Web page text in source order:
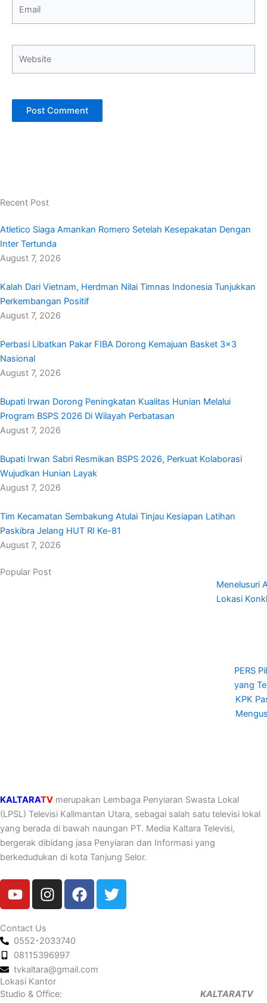
Recent Post
Atletico Siaga Amankan Romero Setelah Kesepakatan Dengan
Inter Tertunda
August 7, 2026
Kalah Dari Vietnam, Herdman Nilai Timnas Indonesia Tunjukkan
Perkembangan Positif
August 7, 2026
Perbasi Libatkan Pakar FIBA Dorong Kemajuan Basket 3×3
Nasional
August 7, 2026
Bupati Irwan Dorong Peningkatan Kualitas Hunian Melalui
Program BSPS 2026 Di Wilayah Perbatasan
August 7, 2026
Bupati Irwan Sabri Resmikan BSPS 2026, Perkuat Kolaborasi
Wujudkan Hunian Layak
August 7, 2026
Tim Kecamatan Sembakung Atulai Tinjau Kesiapan Latihan
Paskibra Jelang HUT RI Ke-81
August 7, 2026
Popular Post
Menelusuri
Lokasi
PERS
yang
KPK
KALTARATV merupakan Lembaga Penyiaran Swasta Lokal
(LPSL) Televisi Kalimantan Utara, sebagai salah satu televisi lokal
yang berada di bawah naungan PT. Media Kaltara Televisi,
bergerak dibidang jasa Penyiaran dan Informasi yang
berkedudukan di kota Tanjung Selor.
Y
o
t
u
b
e
I
n
a
g
r
a
F
a
o
T
w
Contact Us
0552-2033740
08115396997
tvkaltara@gmail.com
Lokasi Kantor
Studio & Office: KALTARATV